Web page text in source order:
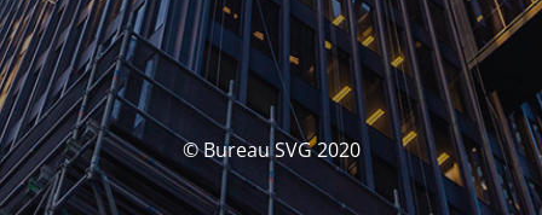
© Bureau SVG 2020